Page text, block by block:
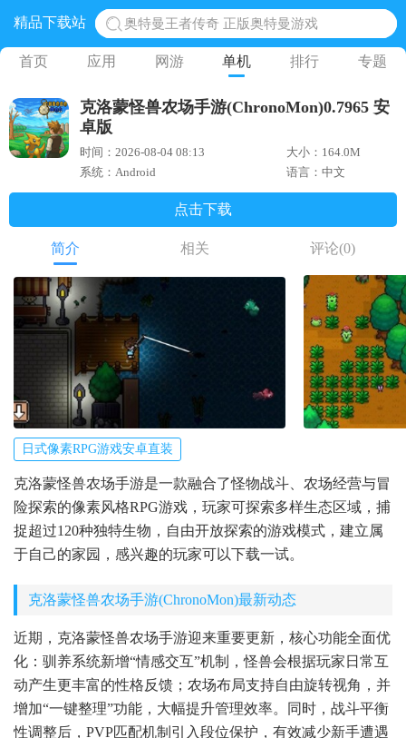
精品下载站
奥特曼王者传奇 正版奥特曼游戏
地铁跑酷体验服国际服 地铁跑酷体验服版本
网易光遇手游正版 点亮星空共庆周年
首页 应用 网游 单机 排行 专题
克洛蒙怪兽农场手游(ChronoMon)0.7965 安
卓版
时间：2026-08-04 08:13
大小：164.0M
系统：Android
语言：中文
点击下载
简介 相关 评论(0)
日式像素RPG游戏安卓直装
克洛蒙怪兽农场手游是一款融合了怪物战斗、农场经营与冒
险探索的像素风格RPG游戏，玩家可探索多样生态区域，捕
捉超过120种独特生物，自由开放探索的游戏模式，建立属
于自己的家园，感兴趣的玩家可以下载一试。
克洛蒙怪兽农场手游(ChronoMon)最新动态
近期，克洛蒙怪兽农场手游迎来重要更新，核心功能全面优
化：驯养系统新增“情感交互”机制，怪兽会根据玩家日常互
动产生更丰富的性格反馈；农场布局支持自由旋转视角，并
增加“一键整理”功能，大幅提升管理效率。同时，战斗平衡
性调整后，PVP匹配机制引入段位保护，有效减少新手遭遇